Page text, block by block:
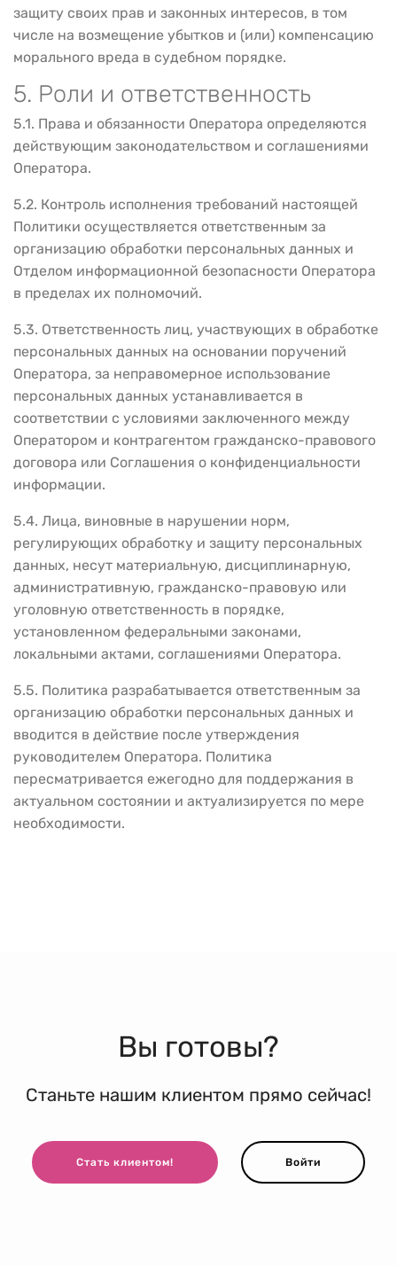
защиту своих прав и законных интересов, в том
числе на возмещение убытков и (или) компенсацию
морального вреда в судебном порядке.
5. Роли и ответственность
5.1. Права и обязанности Оператора определяются
действующим законодательством и соглашениями
Оператора.
5.2. Контроль исполнения требований настоящей
Политики осуществляется ответственным за
организацию обработки персональных данных и
Отделом информационной безопасности Оператора
в пределах их полномочий.
5.3. Ответственность лиц, участвующих в обработке
персональных данных на основании поручений
Оператора, за неправомерное использование
персональных данных устанавливается в
соответствии с условиями заключенного между
Оператором и контрагентом гражданско-правового
договора или Соглашения о конфиденциальности
информации.
5.4. Лица, виновные в нарушении норм,
регулирующих обработку и защиту персональных
данных, несут материальную, дисциплинарную,
административную, гражданско-правовую или
уголовную ответственность в порядке,
установленном федеральными законами,
локальными актами, соглашениями Оператора.
5.5. Политика разрабатывается ответственным за
организацию обработки персональных данных и
вводится в действие после утверждения
руководителем Оператора. Политика
пересматривается ежегодно для поддержания в
актуальном состоянии и актуализируется по мере
необходимости.
Вы готовы?
Станьте нашим клиентом прямо сейчас!
Стать клиентом! Войти